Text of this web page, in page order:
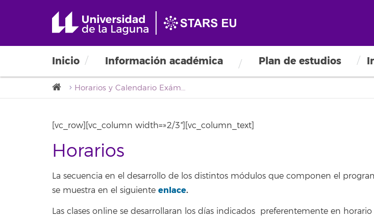
Inicio Información académica Plan de estudios
Horarios y Calendario Exámenes
Máster Propio en Agroecología,
Cooperación al Desarrollo Rural
[vc_row][vc_column width=»2/3″][vc_column_text]
Horarios
La secuencia en el desarrollo de los distintos módulos que componen el
se muestra en el siguiente enlace.
Las clases online se desarrollaran los días indicados preferentemente en